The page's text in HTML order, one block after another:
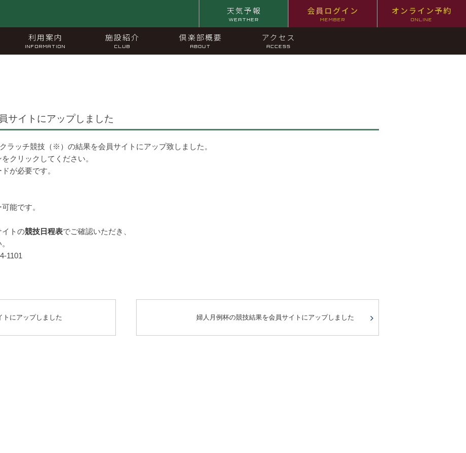
天気予報
WEATHER
会員ログイン
MEMBER
オンライン予約
ONLINE
利用案内
INFORMATION
施設紹介
CLUB
倶楽部概要
ABOUT
アクセス
ACCESS
サイトにアップしました
ラッチ競技（※）の結果を会員サイトにアップ致しました。
クリックしてください。
が必要です。
能です。
イトの競技日程表でご確認いただき、
1101
トにアップしました 婦人月例杯の競技結果を会員サイトにアップしました